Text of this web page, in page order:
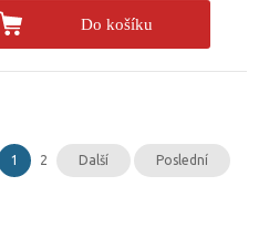
Do košíku
1 2 Další Poslední